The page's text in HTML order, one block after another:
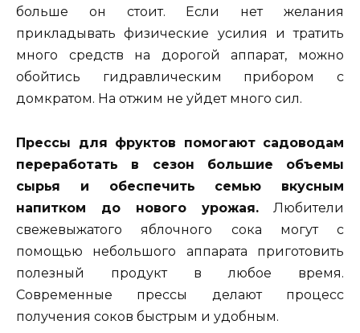
больше он стоит. Если нет желания
прикладывать физические усилия и тратить
много средств на дорогой аппарат, можно
обойтись гидравлическим прибором с
домкратом. На отжим не уйдет много сил.
Прессы для фруктов помогают садоводам
переработать в сезон большие объемы
сырья и обеспечить семью вкусным
напитком до нового урожая. Любители
свежевыжатого яблочного сока могут с
помощью небольшого аппарата приготовить
полезный продукт в любое время.
Современные прессы делают процесс
получения соков быстрым и удобным.